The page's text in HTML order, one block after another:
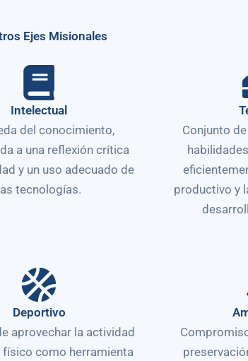
Ejes Misionales
Intelectual
del conocimiento,
a una reflexión crítica
y un uso adecuado de
las tecnologías.
Conjunto
productivo y
Deportivo
aprovechar la actividad
como herramienta